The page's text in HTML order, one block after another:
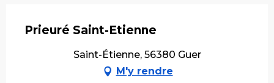
Prieuré Saint-Etienne
Saint-Étienne, 56380 Guer
M'y rendre